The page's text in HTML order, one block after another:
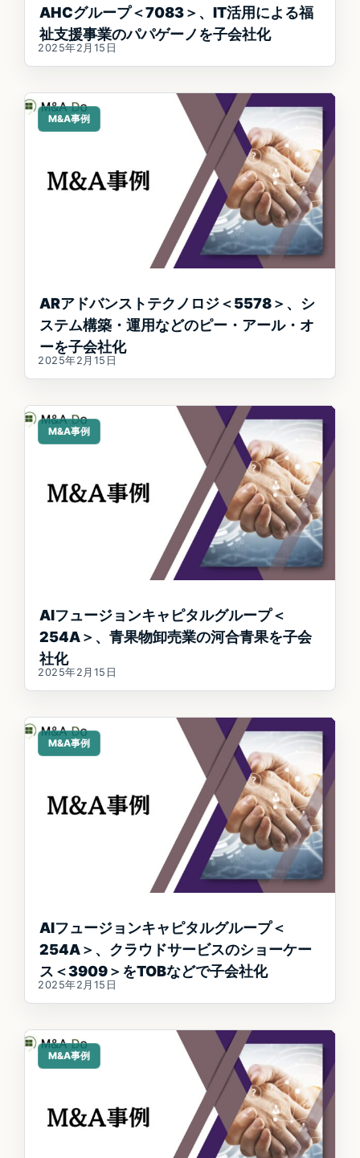
AHCグループ＜7083＞、IT活用による福
祉支援事業のパパゲーノを子会社化
2025年2月15日
M&A事例
ARアドバンストテクノロジ＜5578＞、シ
ステム構築・運用などのピー・アール・オ
ーを子会社化
2025年2月15日
M&A事例
AIフュージョンキャピタルグループ＜
254A＞、青果物卸売業の河合青果を子会
社化
2025年2月15日
M&A事例
AIフュージョンキャピタルグループ＜
254A＞、クラウドサービスのショーケー
ス＜3909＞をTOBなどで子会社化
2025年2月15日
M&A事例